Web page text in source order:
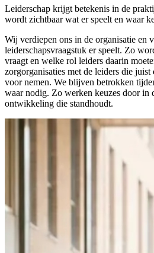
Leiderschap krijgt betekenis in de
wordt zichtbaar wat er speelt en waar
Wij verdiepen ons in de organisatie en
leiderschapsvraagstuk er speelt. Zo
vraagt en welke rol leiders daarin
zorgorganisaties met de leiders die
voor nemen. We blijven betrokken
waar nodig. Zo werken keuzes door in
ontwikkeling die standhoudt.